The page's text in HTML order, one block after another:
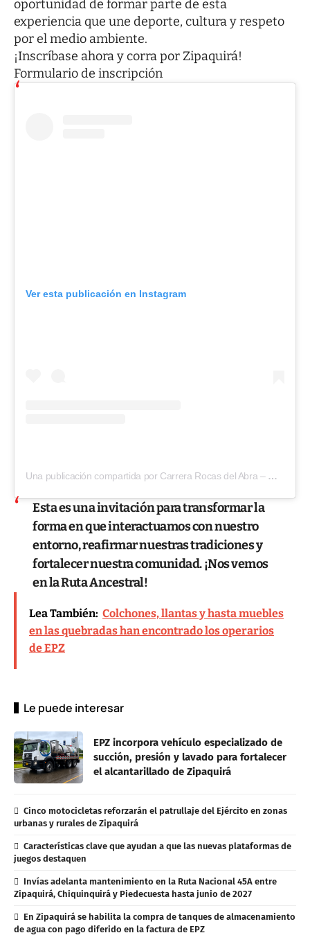
oportunidad de formar parte de esta
experiencia que une deporte, cultura y respeto
por el medio ambiente.
¡Inscríbase ahora y corra por Zipaquirá!
Formulario de inscripción
Ver esta publicación en Instagram
Una publicación compartida por Carrera Rocas del Abra – Corriendo la ruta ancestral (@carrerarocasdelabra)
Esta es una invitación para transformar la
forma en que interactuamos con nuestro
entorno, reafirmar nuestras tradiciones y
fortalecer nuestra comunidad. ¡Nos vemos
en la Ruta Ancestral!
Lea También: Colchones, llantas y hasta muebles
en las quebradas han encontrado los operarios
de EPZ
Le puede interesar
EPZ incorpora vehículo especializado de
succión, presión y lavado para fortalecer
el alcantarillado de Zipaquirá
Cinco motocicletas reforzarán el patrullaje del Ejército en zonas
urbanas y rurales de Zipaquirá
Características clave que ayudan a que las nuevas plataformas de
juegos destaquen
Invías adelanta mantenimiento en la Ruta Nacional 45A entre
Zipaquirá, Chiquinquirá y Piedecuesta hasta junio de 2027
En Zipaquirá se habilita la compra de tanques de almacenamiento
de agua con pago diferido en la factura de EPZ